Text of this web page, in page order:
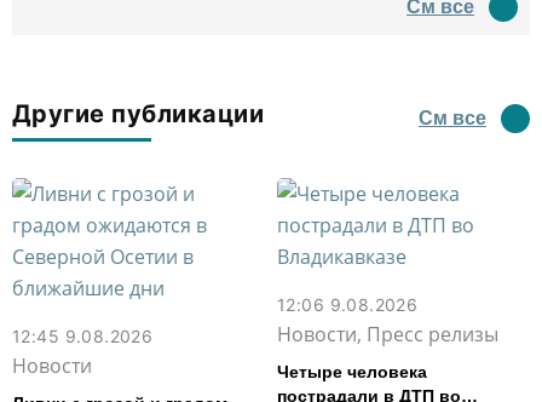
водил туда туристов
См все
Другие публикации См все
12:45 9.08.2026
Новости
12:06 9.08.2026
Новости, Пресс релизы
Четыре человека
пострадали в ДТП во